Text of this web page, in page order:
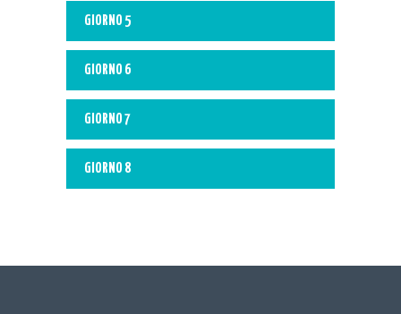
GIORNO 5
GIORNO 6
GIORNO 7
GIORNO 8